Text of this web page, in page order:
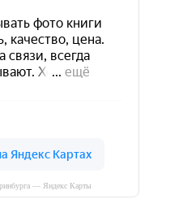
— Яндекс Карты